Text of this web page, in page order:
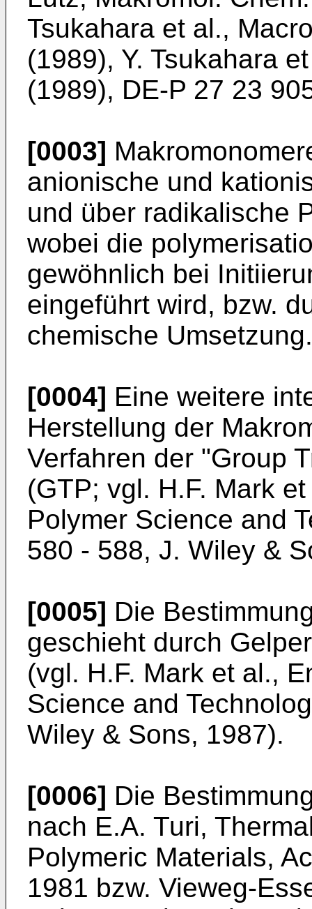
Tsukahara et al.,
(1989), Y. Tsukahara
(1989), DE-P 27 23
[0003]
anionische und
und über radikalische
wobei die
gewöhnlich bei
eingeführt wird, bzw.
chemische Umsetzung.
[0004] Eine weitere
Herstellung der
Verfahren der "Group
(GTP; vgl. H.F. Mark
Polymer Science and
580 - 588, J. Wiley &
[0005] Die
geschieht durch
(vgl. H.F. Mark et al.,
Science and
Wiley & Sons, 1987).
[0006] Die
nach E.A. Turi,
Polymeric Materials,
1981 bzw. Vieweg-